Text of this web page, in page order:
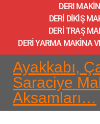
DERI
DERİ DİKİŞ
DERİ TRAŞ
DERİ YARMA MAKİNA
Ayakkabı,
Saraciye
Aksamları…